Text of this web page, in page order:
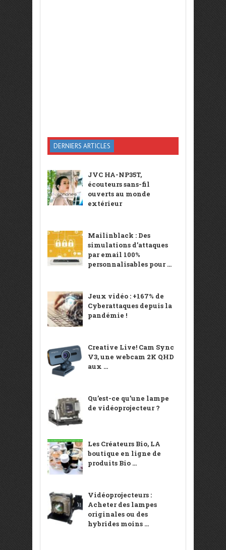
DERNIERS ARTICLES
JVC HA-NP35T,
écouteurs sans-fil
ouverts au monde
extérieur
Mailinblack : Des
simulations d’attaques
par email 100%
personnalisables pour ...
Jeux vidéo : +167% de
Cyberattaques depuis la
pandémie !
Creative Live! Cam Sync
V3, une webcam 2K QHD
aux ...
Qu’est-ce qu’une lampe
de vidéoprojecteur ?
Les Créateurs Bio, LA
boutique en ligne de
produits Bio ...
Vidéoprojecteurs :
Acheter des lampes
originales ou des
hybrides moins ...